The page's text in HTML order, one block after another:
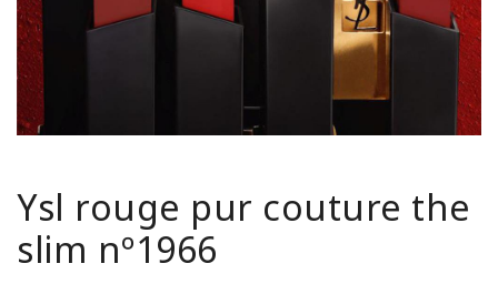
Ysl rouge pur couture the
slim nº1966